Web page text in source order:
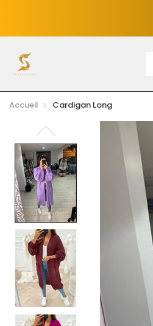
Accueil Cardigan Long